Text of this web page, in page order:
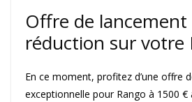
Offre de lancement
réduction sur votre
En ce moment, profitez d’une offre
exceptionnelle pour Rango à 1500 €